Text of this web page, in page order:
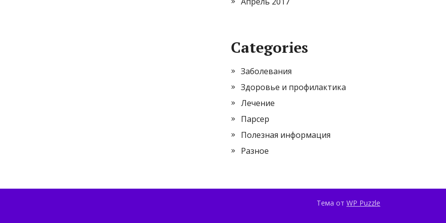
Categories
Заболевания
Здоровье и профилактика
Лечение
Парсер
Полезная информация
Разное
Тема от WP Puzzle